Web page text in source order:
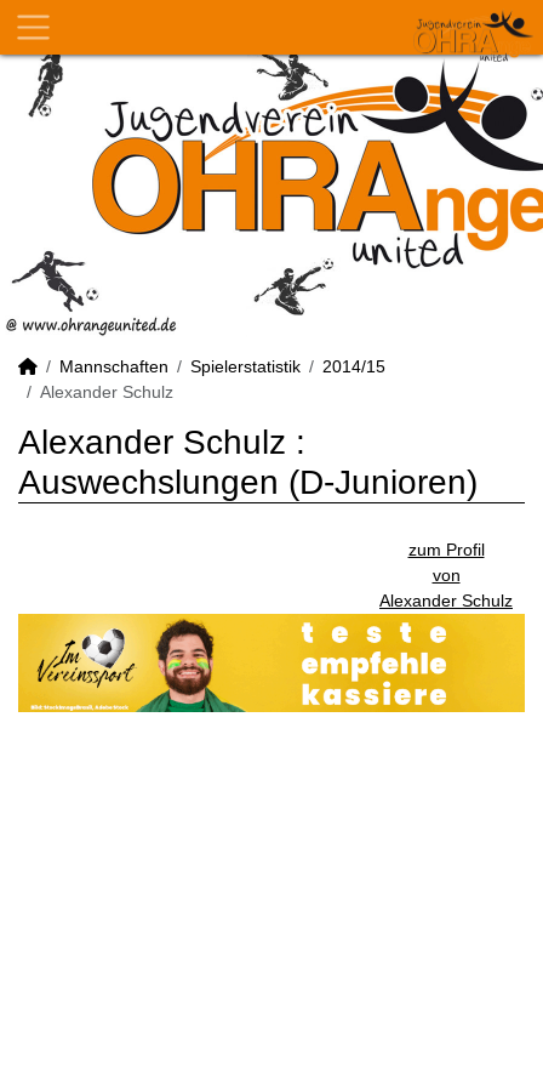
Mannschaften Spielerstatistik
2014/15
Alexander Schulz
Alexander Schulz :
Auswechslungen (D-Junioren)
zum Profil
von
Alexander Schulz